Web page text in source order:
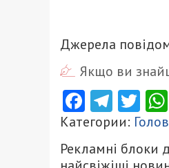
Джерела
Якщо ви
Категории:
Рекламні блоки